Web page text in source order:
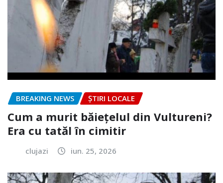
BREAKING NEWS ȘTIRI LOCALE
Cum a murit băiețelul din Vultureni?
Era cu tatăl în cimitir
clujazi iun. 25, 2026